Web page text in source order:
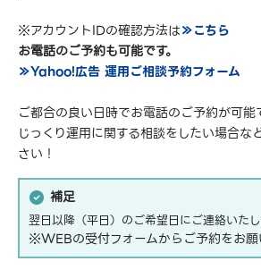
※アカウントIDの確認方法は≫こちら
お電話のご予約も可能です。
≫Yahoo!広告 運用ご相談予約フォーム
ご都合の良い日時でお電話のご予約が可能
じっくり運用に関する相談をしたい場合な
さい！
補足
翌日以降（平日）のご希望日にご連絡いた
※WEBの受付フォームからご予約をお願